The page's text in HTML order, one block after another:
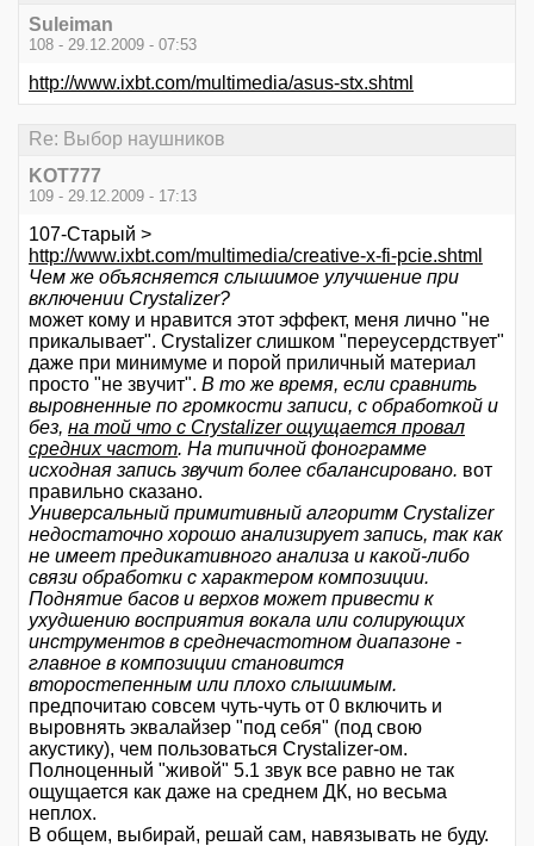
Suleiman
108 - 29.12.2009 - 07:53
http://www.ixbt.com/multimedia/asus-stx.shtml
Re: Выбор наушников
KOT777
109 - 29.12.2009 - 17:13
107-Старый >
http://www.ixbt.com/multimedia/creative-x-fi-pcie.shtml
Чем же объясняется слышимое улучшение при
включении Crystalizer?
может кому и нравится этот эффект, меня лично "не
прикалывает". Crystalizer слишком "переусердствует"
даже при минимуме и порой приличный материал
просто "не звучит". В то же время, если сравнить
выровненные по громкости записи, с обработкой и
без, на той что с Crystalizer ощущается провал
средних частот. На типичной фонограмме
исходная запись звучит более сбалансировано. вот
правильно сказано.
Универсальный примитивный алгоритм Crystalizer
недостаточно хорошо анализирует запись, так как
не имеет предикативного анализа и какой-либо
связи обработки с характером композиции.
Поднятие басов и верхов может привести к
ухудшению восприятия вокала или солирующих
инструментов в среднечастотном диапазоне -
главное в композиции становится
второстепенным или плохо слышимым.
предпочитаю совсем чуть-чуть от 0 включить и
выровнять эквалайзер "под себя" (под свою
акустику), чем пользоваться Crystalizer-ом.
Полноценный "живой" 5.1 звук все равно не так
ощущается как даже на среднем ДК, но весьма
неплох.
В общем, выбирай, решай сам, навязывать не буду.